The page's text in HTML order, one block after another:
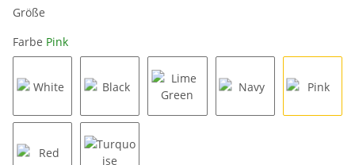
Größe
Farbe Pink
White Black